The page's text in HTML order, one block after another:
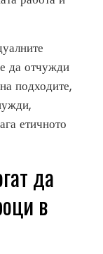
да отчужди
подходите,
етичното
да
в